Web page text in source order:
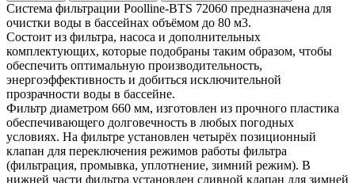
Система фильтрации Poolline-BTS 72060 предназначена для
очистки воды в бассейнах объёмом до 80 м3.
Состоит из фильтра, насоса и дополнительных
комплектующих, которые подобраны таким образом, чтобы
обеспечить оптимальную производительность,
энергоэффективность и добиться исключительной
прозрачности воды в бассейне.
Фильтр диаметром 660 мм, изготовлен из прочного пластика
обеспечивающего долговечность в любых погодных
условиях. На фильтре установлен четырёх позиционный
клапан для переключения режимов работы фильтра
(фильтрация, промывка, уплотнение, зимний режим). В
нижней части фильтра установлен сливной клапан для зимней